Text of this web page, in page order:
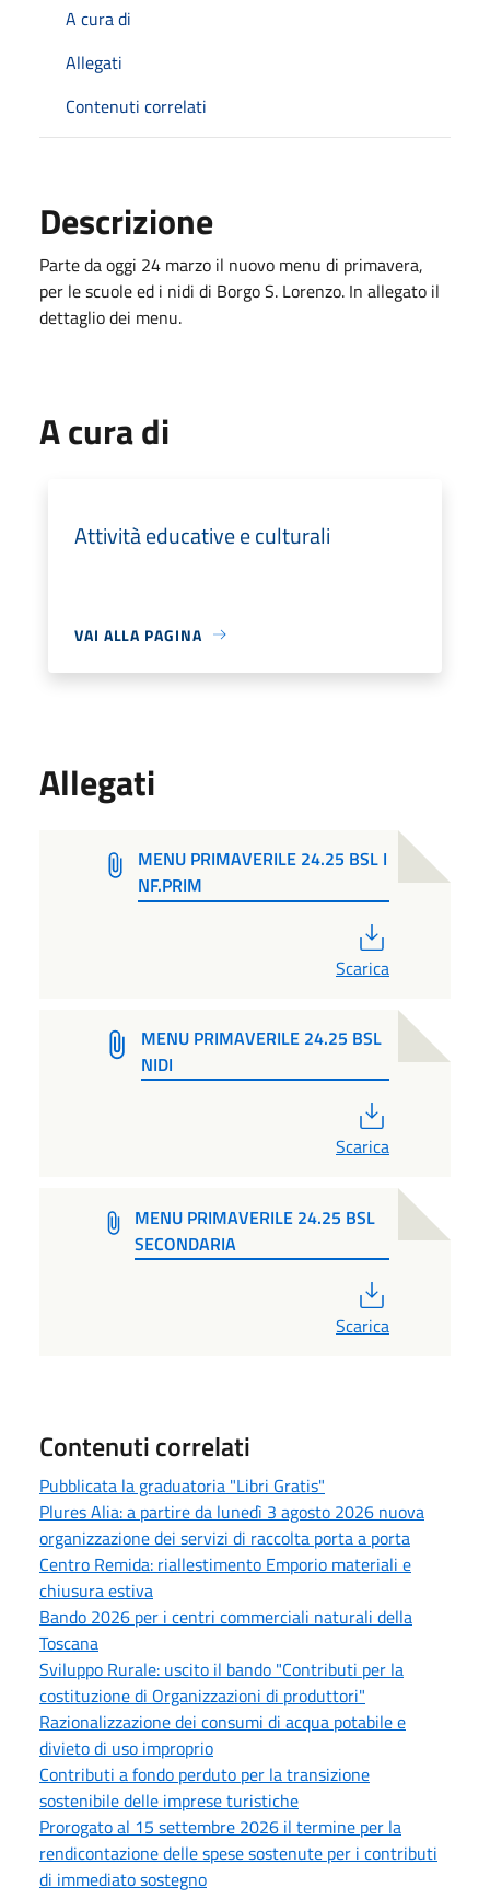
A cura di
Allegati
Contenuti correlati
Descrizione
Parte da oggi 24 marzo il nuovo menu di primavera,
per le scuole ed i nidi di Borgo S. Lorenzo. In allegato il
dettaglio dei menu.
A cura di
Attività educative e culturali
VAI ALLA PAGINA
Allegati
MENU PRIMAVERILE 24.25 BSL I
NF.PRIM
Scarica
MENU PRIMAVERILE 24.25 BSL
NIDI
Scarica
MENU PRIMAVERILE 24.25 BSL
SECONDARIA
Scarica
Contenuti correlati
Pubblicata la graduatoria "Libri Gratis"
Plures Alia: a partire da lunedì 3 agosto 2026 nuova
organizzazione dei servizi di raccolta porta a porta
Centro Remida: riallestimento Emporio materiali e
chiusura estiva
Bando 2026 per i centri commerciali naturali della
Toscana
Sviluppo Rurale: uscito il bando "Contributi per la
costituzione di Organizzazioni di produttori"
Razionalizzazione dei consumi di acqua potabile e
divieto di uso improprio
Contributi a fondo perduto per la transizione
sostenibile delle imprese turistiche
Prorogato al 15 settembre 2026 il termine per la
rendicontazione delle spese sostenute per i contributi
di immediato sostegno